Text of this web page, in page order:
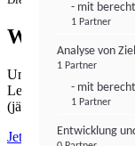
Werbefrei
Unabhängiger
Lesen Sie
(jährliche Abrechnung).
Jetzt abonnieren
- mit
1 Partner
Analyse von
1 Partner
- mit
1 Partner
Entwicklung